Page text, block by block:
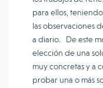
para ellos,
las observaciones
a diario. De este
elección de una
muy concretas y a
probar una o más